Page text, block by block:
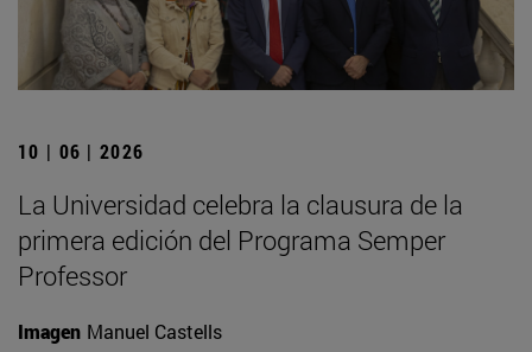
10 | 06 | 2026
La Universidad celebra la clausura de la
primera edición del Programa Semper
Professor
Imagen Manuel Castells